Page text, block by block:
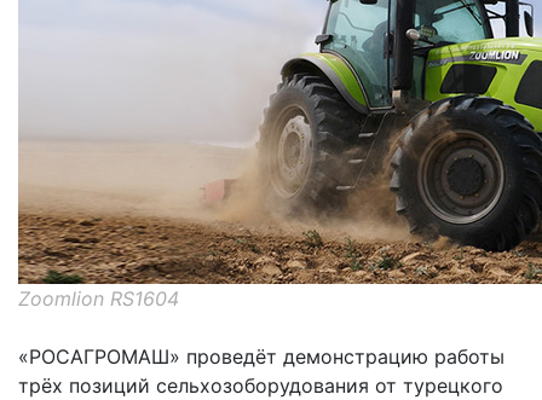
Zoomlion RS1604
«РОСАГРОМАШ» проведёт демонстрацию работы
трёх позиций сельхозоборудования от турецкого